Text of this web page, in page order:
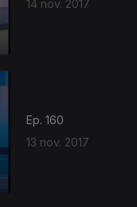
14 nov. 2017
Ep. 160
13 nov. 2017